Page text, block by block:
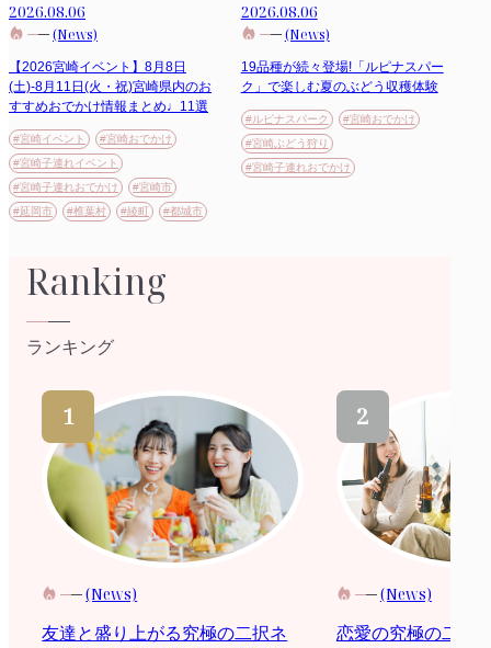
2026.08.06
(News)
【2026宮崎イベント】8月8日
(土)-8月11日(火・祝)宮崎県内のお
すすめおでかけ情報まとめ♩11選
#宮崎イベント
#宮崎おでかけ
#宮崎子連れイベント
#宮崎子連れおでかけ
#宮崎市
#延岡市
#椎葉村 #綾町 #都城市
2026.08.06
(News)
19品種が続々登場!「ルピナスパー
ク」で楽しむ夏のぶどう収穫体験
#ルピナスパーク
#宮崎おでかけ
#宮崎ぶどう狩り
#宮崎子連れおでかけ
Ranking
ランキング
(News)
友達と盛り上がる究極の二択ネ
(News)
恋愛の究極の二択